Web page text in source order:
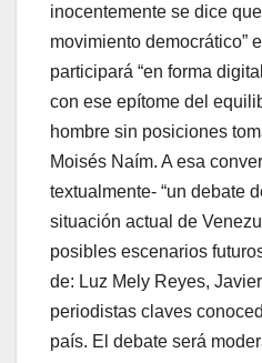
inocentemente se dice
movimiento democrático”
participará “en forma
con ese epítome del
hombre sin posiciones
Moisés Naím. A esa
textualmente- “un debate
situación actual de
posibles escenarios
de: Luz Mely Reyes,
periodistas claves
país. El debate será